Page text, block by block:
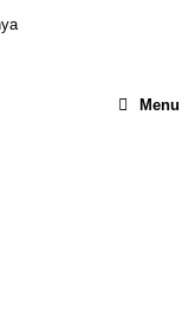
Menu